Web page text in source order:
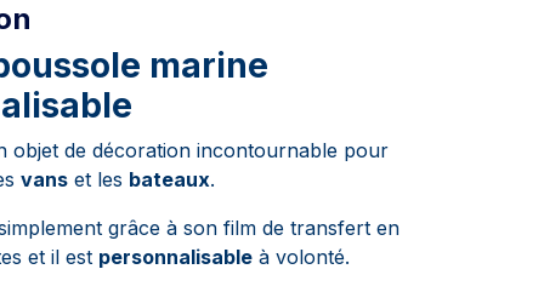
marine
objet de décoration incontournable pour
vans et les bateaux.
grâce à son film de transfert en
et il est personnalisable à volonté.